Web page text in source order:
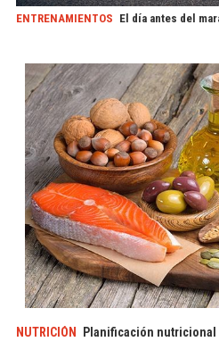
ENTRENAMIENTOS El día antes del
NUTRICIÓN Planificación nutricional